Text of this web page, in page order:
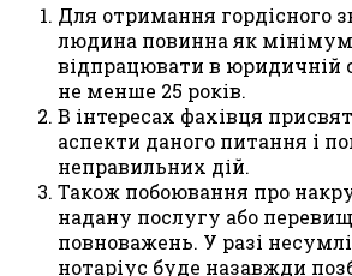
Для отримання гордісного
людина повинна як мінімум
відпрацювати в юридичній
не менше 25 років.
В інтересах фахівця
аспекти даного питання і
неправильних дій.
Також побоювання про
надану послугу або
повноважень. У разі
нотаріус буде назавжди